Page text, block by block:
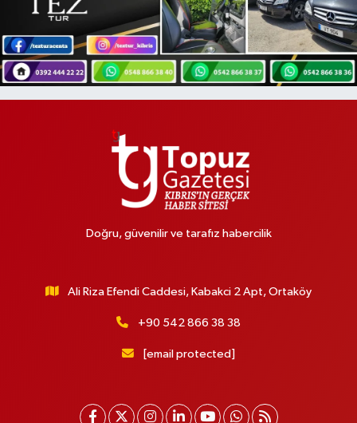
Doğru, güvenilir ve tarafız habercilik
Ali Riza Efendi Caddesi, Kabakci 2 Apt, Ortaköy
+90 542 866 38 38
[email protected]